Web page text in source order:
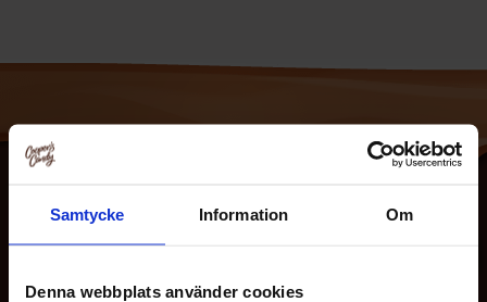
Samtycke Information Om
Denna webbplats använder cookies